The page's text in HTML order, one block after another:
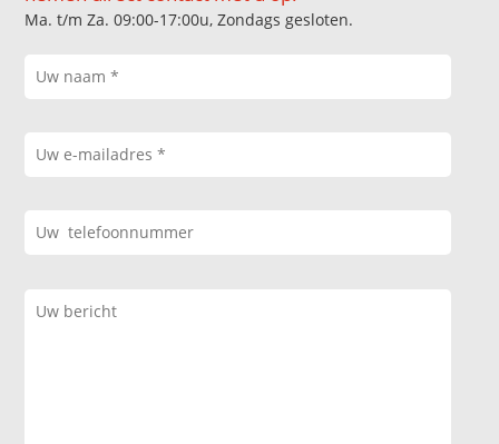
Ma. t/m Za. 09:00-17:00u, Zondags gesloten.